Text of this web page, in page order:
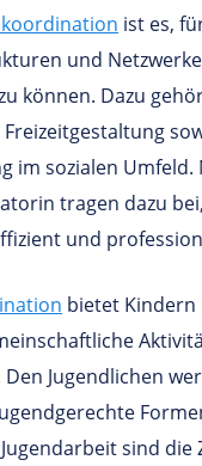
ist es,
und
können. Dazu
im sozialen
tragen dazu
und
bietet Kindern
Jugendlichen
sind